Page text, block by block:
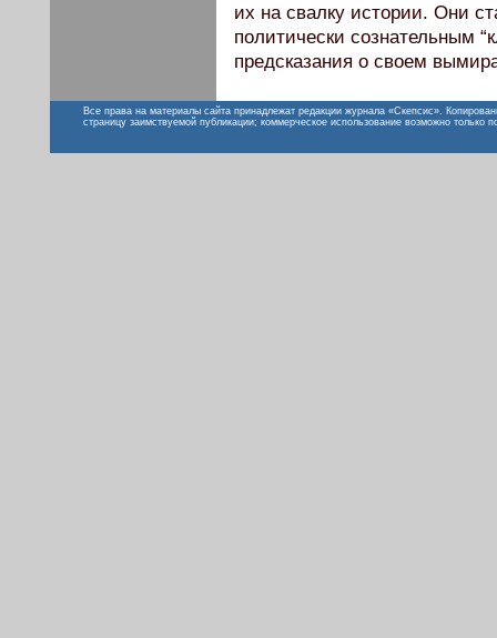
их на свалку истории. Они
политически сознательным
предсказания о своем
Все права на материалы сайта принадлежат редакции журнала «Скепсис».
страницу заимствуемой публикации; коммерческое использование возможно только